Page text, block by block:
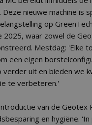
Deze nieuwe machine is
op
2025, waar zowel de
Mestdag: 'Elke
een eigen
uit en bieden we
te verbeteren.'
van de Geotex
en hygiëne.